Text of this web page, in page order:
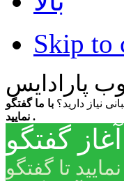
Skip to
پارادایس
نیاز دارید؟ با ما گفتگو
نمایید .
آغاز گفتگو
تا گفتگو